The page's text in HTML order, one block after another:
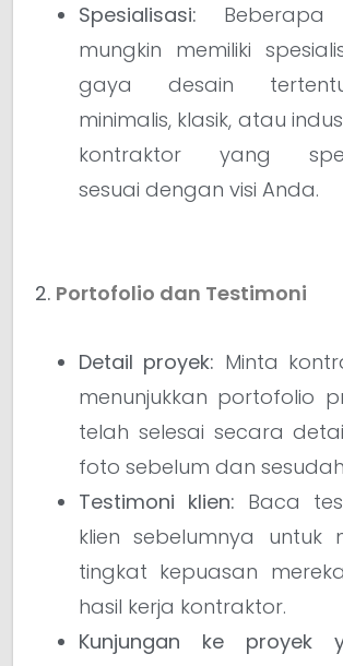
Spesialisasi: Beberapa
mungkin memiliki
gaya desain
minimalis, klasik, atau
kontraktor yang
sesuai dengan visi Anda.
2. Portofolio dan Testimoni
Detail proyek: Minta
menunjukkan portofolio
telah selesai secara
foto sebelum dan
Testimoni klien: Baca
klien sebelumnya untuk
tingkat kepuasan
hasil kerja kontraktor.
Kunjungan ke proyek